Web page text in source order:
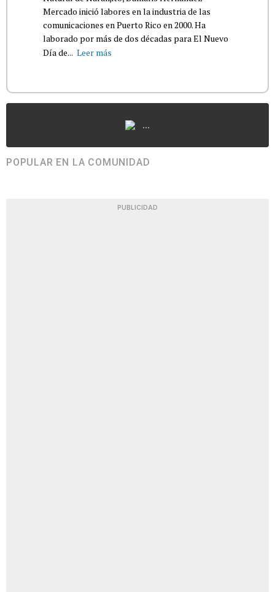
Mercado inició labores en la industria de las
comunicaciones en Puerto Rico en 2000. Ha
laborado por más de dos décadas para El Nuevo
Día de... Leer más
...
POPULAR EN LA COMUNIDAD
PUBLICIDAD